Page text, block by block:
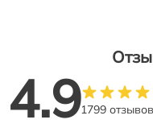
4.91799 отзывов